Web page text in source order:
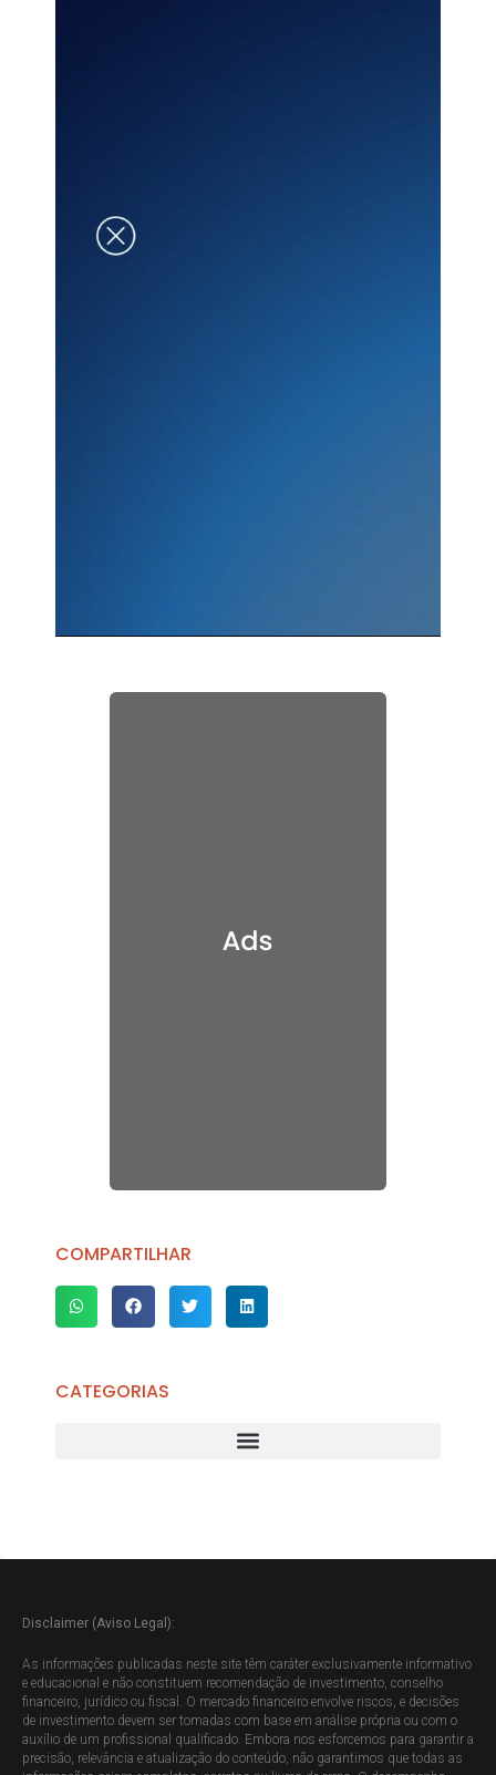
COMPARTILHAR
CATEGORIAS
Disclaimer (Aviso Legal):
As informações publicadas neste site têm caráter exclusivamente informativo
e educacional e não constituem recomendação de investimento, conselho
financeiro, jurídico ou fiscal. O mercado financeiro envolve riscos, e decisões
de investimento devem ser tomadas com base em análise própria ou com o
auxílio de um profissional qualificado. Embora nos esforcemos para garantir a
precisão, relevância e atualização do conteúdo, não garantimos que todas as